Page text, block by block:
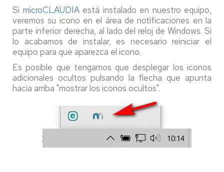
Si microCLAUDIAestá instalado en nuestro equipo,
veremos su icono en el área de notificaciones en la
parte inferior derecha, al lado del reloj de Windows. Si
lo acabamos de instalar, es necesario reiniciar el
equipo para que aparezca el icono.
Es posible que tengamos que desplegar los iconos
adicionales ocultos pulsando la flecha que apunta
hacia arriba "mostrar los iconos ocultos".